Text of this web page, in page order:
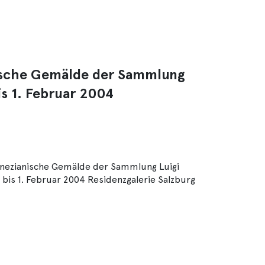
Gemälde der Sammlung
1. Februar 2004
Gemälde der Sammlung Luigi
1. Februar 2004 Residenzgalerie Salzburg